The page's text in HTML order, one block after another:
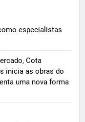
especialistas
Cota
inicia as obras do
uma nova forma
iniciativa
de
de frutas, legumes